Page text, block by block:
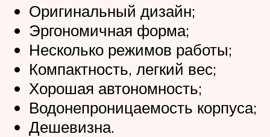
Оригинальный дизайн;
Эргономичная форма;
Несколько режимов работы;
Компактность, легкий вес;
Хорошая автономность;
Водонепроницаемость корпуса;
Дешевизна.